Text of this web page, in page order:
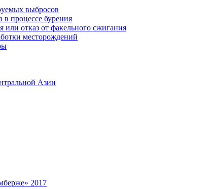
выбросов
процессе бурения
отказ от факельного сжигания
месторождений
Азии
2017